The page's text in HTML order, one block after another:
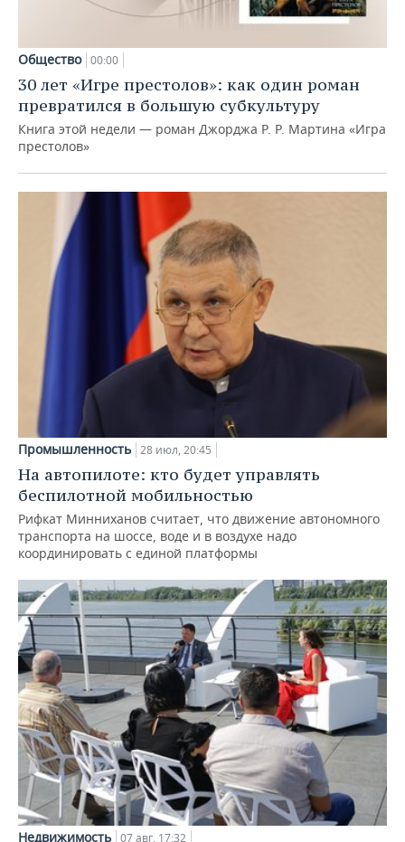
Общество 00:00
30 лет «Игре престолов»: как один роман
превратился в большую субкультуру
Книга этой недели — роман Джорджа Р. Р. Мартина «Игра
престолов»
Промышленность 28 июл, 20:45
На автопилоте: кто будет управлять
беспилотной мобильностью
Рифкат Минниханов считает, что движение автономного
транспорта на шоссе, воде и в воздухе надо
координировать с единой платформы
Недвижимость 07 авг, 17:32